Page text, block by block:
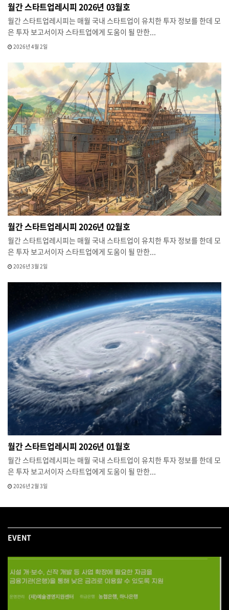
월간 스타트업레시피 2026년 03월호
월간 스타트업레시피는 매월 국내 스타트업이 유치한 투자 정보를 한데 모
은 투자 보고서이자 스타트업에게 도움이 될 만한...
2026년 4월 2일
월간 스타트업레시피 2026년 02월호
월간 스타트업레시피는 매월 국내 스타트업이 유치한 투자 정보를 한데 모
은 투자 보고서이자 스타트업에게 도움이 될 만한...
2026년 3월 2일
월간 스타트업레시피 2026년 01월호
월간 스타트업레시피는 매월 국내 스타트업이 유치한 투자 정보를 한데 모
은 투자 보고서이자 스타트업에게 도움이 될 만한...
2026년 2월 3일
EVENT